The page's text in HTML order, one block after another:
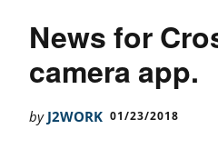
K
News for
camera app.
by J2WORK 01/23/2018